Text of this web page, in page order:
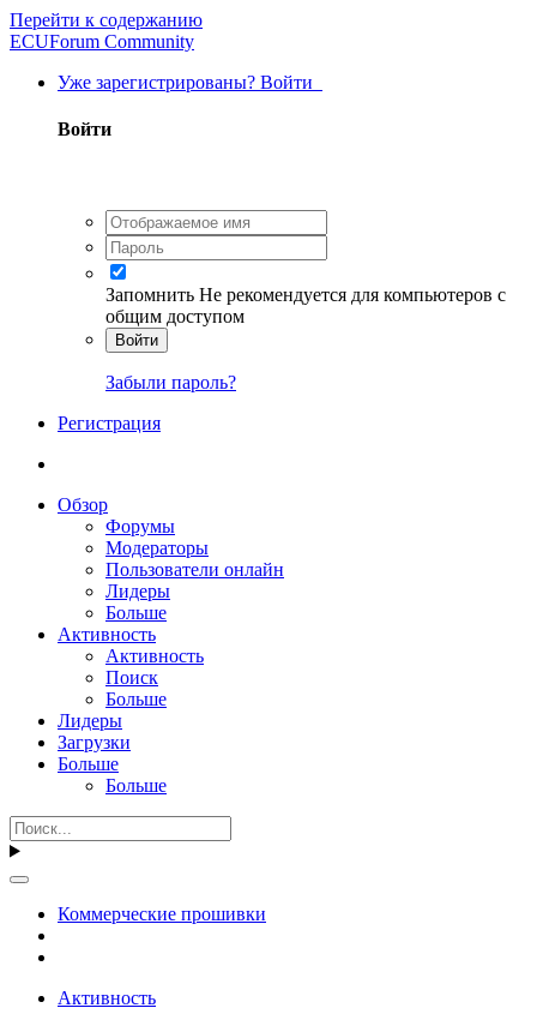
Перейти к содержанию
ECUForum Community
Уже зарегистрированы? Войти
Войти
Запомнить Не рекомендуется для компьютеров с
общим доступом
Войти
Забыли пароль?
Регистрация
Обзор
Форумы
Модераторы
Пользователи онлайн
Лидеры
Больше
Активность
Активность
Поиск
Больше
Лидеры
Загрузки
Больше
Больше
Коммерческие прошивки
Активность